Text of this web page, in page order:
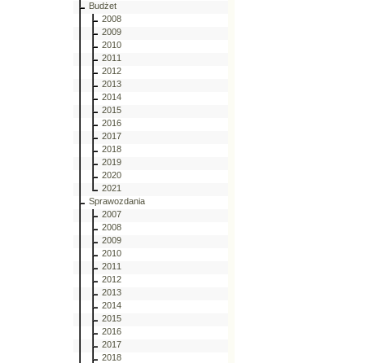
Budżet
2008
2009
2010
2011
2012
2013
2014
2015
2016
2017
2018
2019
2020
2021
Sprawozdania
2007
2008
2009
2010
2011
2012
2013
2014
2015
2016
2017
2018